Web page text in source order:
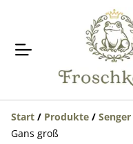
Start / Produkte /
Gans groß